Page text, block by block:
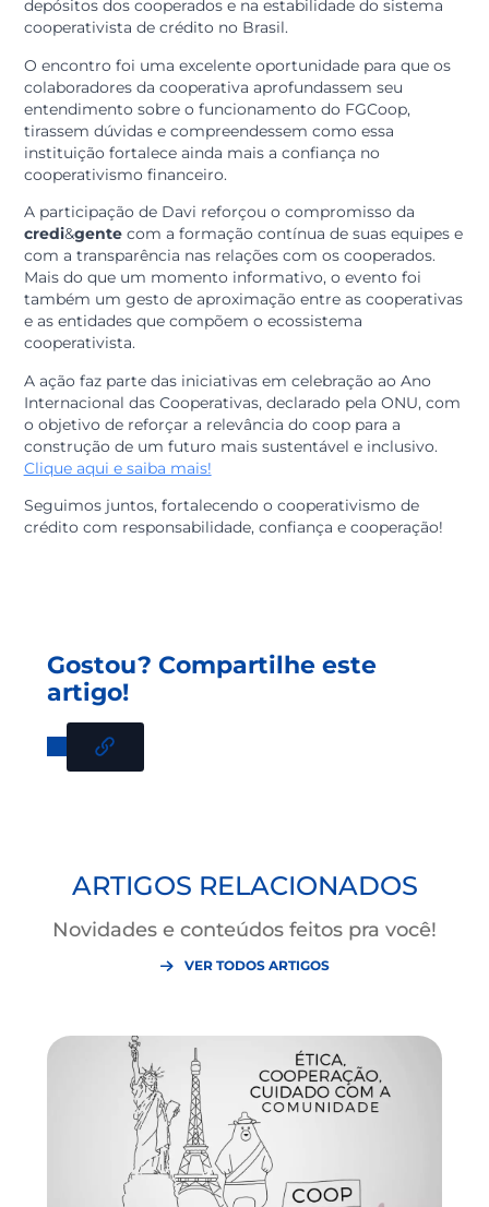
Durante a apresentação realizada em um encontro
com a presença de todos os colaboradores da
credi&gente , Davi compartilhou conhecimentos
papel do FGCoop, sua estrutura de atuação e,
principalmente, a importância do Fundo na proteção
depósitos dos cooperados e na estabilidade do
cooperativista de crédito no Brasil.
O encontro foi uma excelente oportunidade para que
colaboradores da cooperativa aprofundassem seu
entendimento sobre o funcionamento do FGCoop,
tirassem dúvidas e compreendessem como essa
instituição fortalece ainda mais a confiança no
cooperativismo financeiro.
credi&gentecom a formação contínua de suas
com a transparência nas relações com os cooperados.
Mais do que um momento informativo, o evento foi
também um gesto de aproximação entre as
e as entidades que compõem o ecossistema
cooperativista.
Seguimos juntos, fortalecendo o cooperativismo de
crédito com responsabilidade, confiança e
artigo!
ARTIGOS RELACIONADOS
Novidades e conteúdos feitos pra você!
VER TODOS ARTIGOS